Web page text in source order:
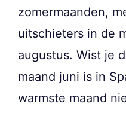
zomermaanden,
uitschieters in de
augustus. Wist je
maand juni is in
warmste maand